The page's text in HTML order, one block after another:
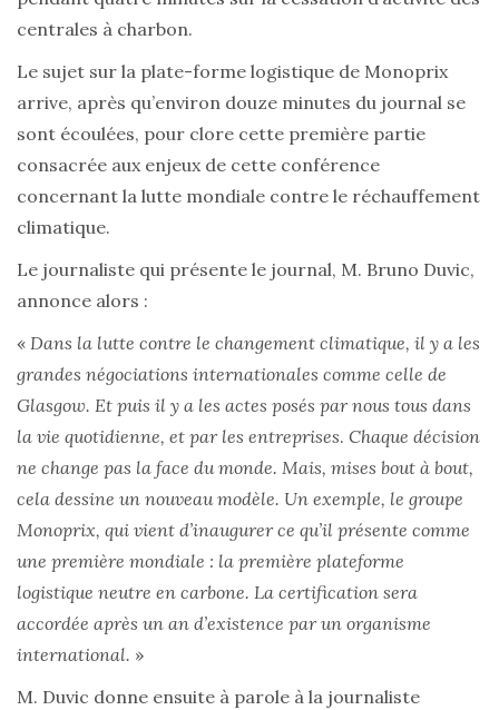
centrales à charbon.
Le sujet sur la plate-forme logistique de Monoprix
arrive, après qu’environ douze minutes du journal se
sont écoulées, pour clore cette première partie
consacrée aux enjeux de cette conférence
concernant la lutte mondiale contre le réchauffement
climatique.
Le journaliste qui présente le journal, M. Bruno Duvic,
annonce alors :
« Dans la lutte contre le changement climatique, il y a les
grandes négociations internationales comme celle de
Glasgow. Et puis il y a les actes posés par nous tous dans
la vie quotidienne, et par les entreprises. Chaque décision
ne change pas la face du monde. Mais, mises bout à bout,
cela dessine un nouveau modèle. Un exemple, le groupe
Monoprix, qui vient d’inaugurer ce qu’il présente comme
une première mondiale : la première plateforme
logistique neutre en carbone. La certification sera
accordée après un an d’existence par un organisme
international. »
M. Duvic donne ensuite à parole à la journaliste